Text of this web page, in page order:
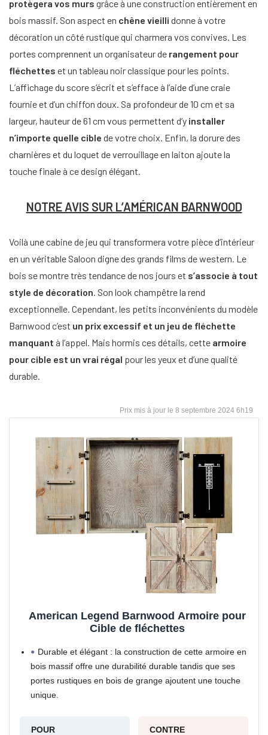
protègera vos murs grâce à une construction entièrement en
bois massif. Son aspect en chêne vieilli donne à votre
décoration un côté rustique qui charmera vos convives. Les
portes comprennent un organisateur de rangement pour
fléchettes et un tableau noir classique pour les points.
L’affichage du score s’écrit et s’efface à l’aide d’une craie
fournie et d’un chiffon doux. Sa profondeur de 10 cm et sa
largeur, hauteur de 61 cm vous permettent d’y installer
n’importe quelle cible de votre choix. Enfin, la dorure des
charnières et du loquet de verrouillage en laiton ajoute la
touche finale à ce design élégant.
NOTRE AVIS SUR L’AMÉRICAN BARNWOOD
Voilà une cabine de jeu qui transformera votre pièce d’intérieur
en un véritable Saloon digne des grands films de western. Le
bois se montre très tendance de nos jours et s’associe à tout
style de décoration . Son look champêtre la rend
exceptionnelle. Cependant, les petits inconvénients du modèle
Barnwood c’est un prix excessif et un jeu de fléchette
manquant à l’appel. Mais hormis ces détails, cette armoire
pour cible est un vrai régal pour les yeux et d’une qualité
durable.
8 septembre 2024 6h19
American Legend Barnwood Armoire pour
Cible de fléchettes
Durable et élégant : la construction de cette armoire en
bois massif offre une durabilité durable tandis que ses
portes rustiques en bois de grange ajoutent une touche
unique.
spécialement
POUR CONTRE